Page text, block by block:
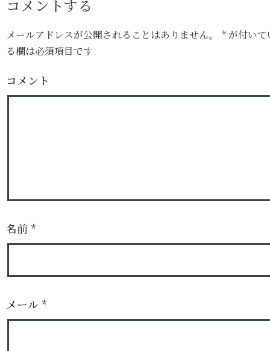
コメントする
メールアドレスが公開されることはありません。 *が付いて
る欄は必須項目です
コメント
名前 *
メール *